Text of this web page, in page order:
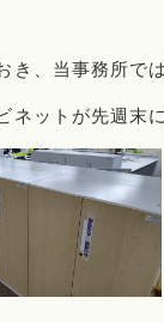
き、当事務所で
ネットが先週末